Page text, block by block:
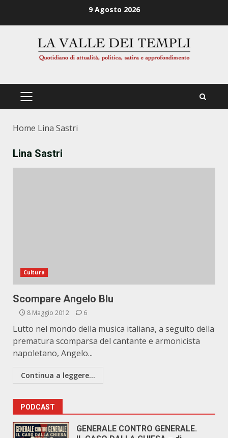
9 Agosto 2026
PRIMÄRES
Home Lina Sastri
Lina Sastri
Cultura
Scompare Angelo Blu
8 Maggio 2012 6
Lutto nel mondo della musica italiana, a seguito della
prematura scomparsa del cantante e armonicista
napoletano, Angelo...
Continua a leggere...
PODCAST
GENERALE CONTRO GENERALE.